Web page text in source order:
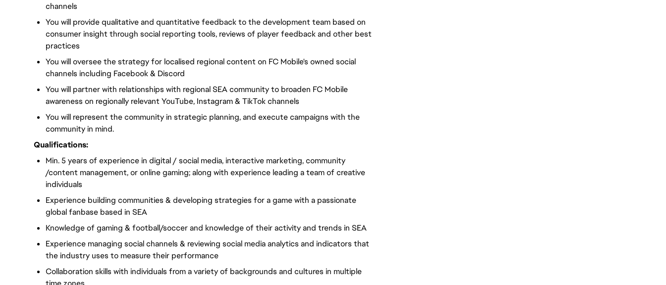
channels
You will provide qualitative and quantitative feedback to the development team based on
consumer insight through social reporting tools, reviews of player feedback and other best
practices
You will oversee the strategy for localised regional content on FC Mobile's owned social
channels including Facebook & Discord
You will partner with relationships with regional SEA community to broaden FC Mobile
awareness on regionally relevant YouTube, Instagram & TikTok channels
You will represent the community in strategic planning, and execute campaigns with the
community in mind.
Qualifications:
Min. 5 years of experience in digital / social media, interactive marketing, community
/content management, or online gaming; along with experience leading a team of creative
individuals
Experience building communities & developing strategies for a game with a passionate
global fanbase based in SEA
Knowledge of gaming & football/soccer and knowledge of their activity and trends in SEA
Experience managing social channels & reviewing social media analytics and indicators that
the industry uses to measure their performance
Collaboration skills with individuals from a variety of backgrounds and cultures in multiple